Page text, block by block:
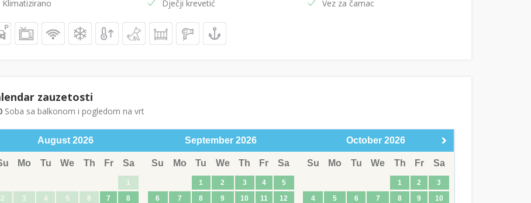
Klimatizirano
Dječji krevetić
Vez za čamac
zauzetosti
Soba sa balkonom i pogledom na vrt
August 2026
Mo Tu We Th Fr Sa
1
2
3 4 5 6 7
8
September 2026
Su Mo Tu We Th Fr Sa
1 2 3 4
5
6
7 8 9 10 11
12
October 2026
Su Mo Tu We Th Fr Sa
1 2
3
4
5 6 7 8 9
10